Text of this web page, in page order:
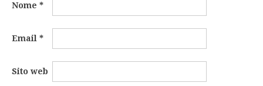
Nome *
Email *
Sito web